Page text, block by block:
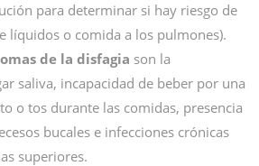
para determinar si hay riesgo de
líquidos o comida a los pulmones).
de la disfagia son la
saliva, incapacidad de beber por una
o tos durante las comidas, presencia
bucales e infecciones crónicas
superiores.